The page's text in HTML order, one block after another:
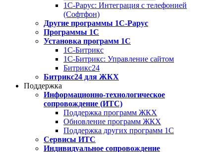
1С-Рарус: Интеграция с телефонией
(Софтфон)
Другие программы 1С-Рарус
Программы 1С
Установка программ 1С
1С-Битрикс
1С-Битрикс: Управление сайтом
Битрикс24
Битрикс24 для ЖКХ
Поддержка
Информационно-технологическое
сопровождение (ИТС)
Поддержка программ ЖКХ
Обновление программ ЖКХ
Поддержка других программ 1С
Сервисы ИТС
Индивидуальное сопровождение